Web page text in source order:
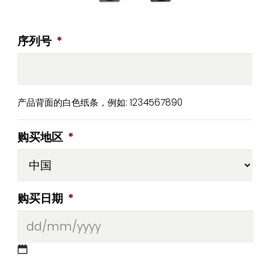
序列号 *
产品背面的白色纸条，例如: 1234567890
购买地区 *
购买日期 *